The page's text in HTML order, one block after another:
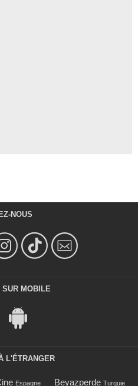
NOUS
MOBILE
L'ÉTRANGER
Espagne Beyazperde Turquie